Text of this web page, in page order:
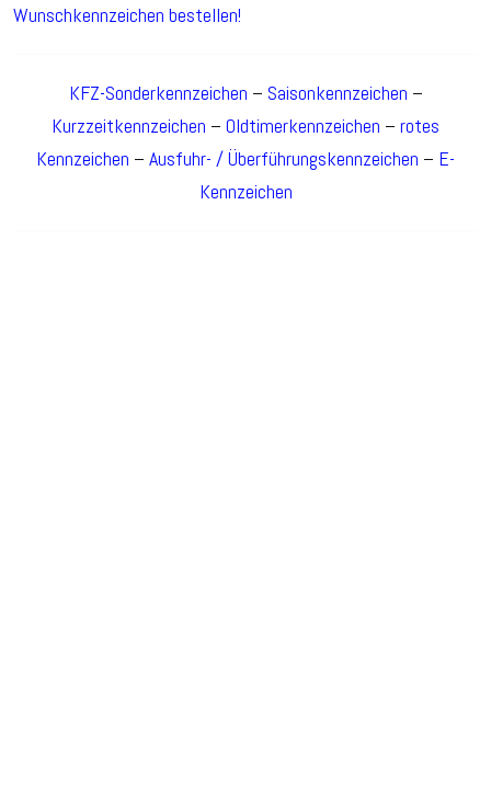
Wunschkennzeichen bestellen!
KFZ-Sonderkennzeichen – Saisonkennzeichen –
Kurzzeitkennzeichen – Oldtimerkennzeichen – rotes
Kennzeichen – Ausfuhr- / Überführungskennzeichen – E-
Kennzeichen